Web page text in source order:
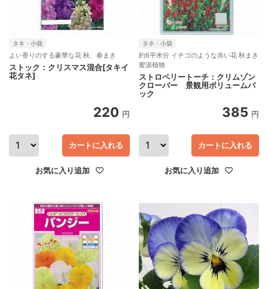
タネ・小袋
よい香りのする豪華な花 秋、春まき
ストック：クリスマス混合[タキイ
花タネ]
220 円
お気に入り追加
カートに入れる
タネ・小袋
約6平米分 イチゴのような赤い花 秋まき
蜜源植物
ストロベリートーチ：クリムゾン
クローバー 景観用ボリュームパ
ック
385 円
お気に入り追加
カートに入れる